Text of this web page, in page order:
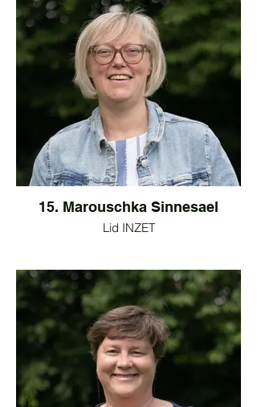
15. Marouschka Sinnesael
Lid INZET